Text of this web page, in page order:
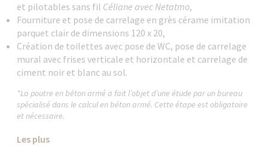
et pilotables sans fil Céliane avec Netatmo,
Fourniture et pose de carrelage en grès cérame imitation
parquet clair de dimensions 120 x 20,
Création de toilettes avec pose de WC, pose de carrelage
mural avec frises verticale et horizontale et carrelage de
ciment noir et blanc au sol.
*La poutre en béton armé a fait l’objet d’une étude par un bureau
spécialisé dans le calcul en béton armé. Cette étape est obligatoire
et nécessaire.
Les plus